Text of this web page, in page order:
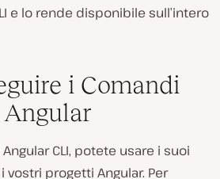
e lo rende disponibile sull’intero
i Comandi
CLI, potete usare i suoi
progetti Angular. Per